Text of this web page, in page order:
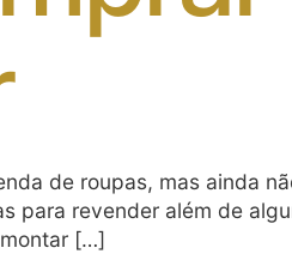
de roupas, mas ainda
para revender além de
[…]